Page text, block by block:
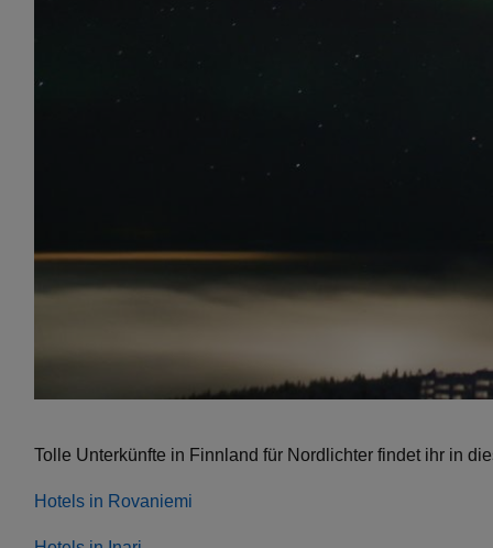
Tolle Unterkünfte in Finnland für Nordlichter findet ihr in
Hotels in Rovaniemi